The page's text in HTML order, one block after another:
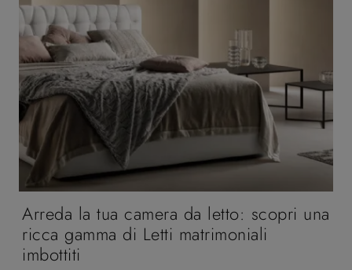
Arreda la tua camera da letto: scopri una
ricca gamma di Letti matrimoniali
imbottiti